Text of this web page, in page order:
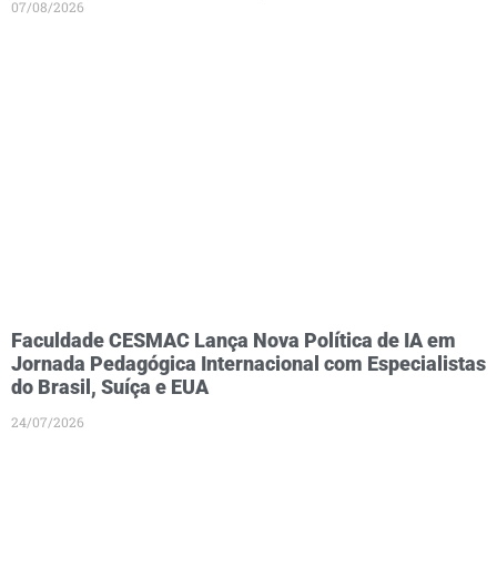
07/08/2026
Faculdade CESMAC Lança Nova Política de IA em
Jornada Pedagógica Internacional com Especialistas
do Brasil, Suíça e EUA
24/07/2026